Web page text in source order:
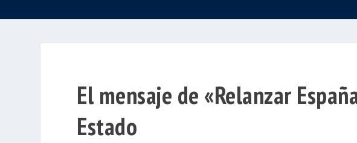
El mensaje de «Relanzar
Estado